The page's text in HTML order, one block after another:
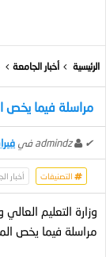
الرئيسية أخبار الجامعة
مراسلة فيما يخص
✔
admindz في فبراير
التصنيفات أخبار
وزارة التعليم
مراسلة فيما يخص